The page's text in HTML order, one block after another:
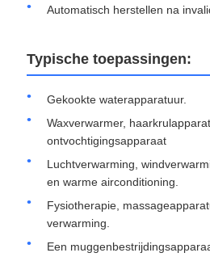
Automatisch herstellen na
Typische toepassingen:
Gekookte waterapparatuur.
Waxverwarmer,
ontvochtigingsapparaat
Luchtverwarming,
en warme airconditioning.
Fysiotherapie,
verwarming.
Een